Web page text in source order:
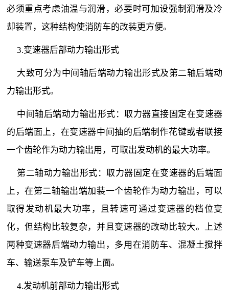
必须重点考虑油温与润滑，必要时可加设强制润滑及冷
却装置，这种结构使消防车的改装更方便。
3.变速器后部动力输出形式
大致可分为中间轴后端动力输出形式及第二轴后端动
力输出形式。
中间轴后端动力输出形式：取力器直接固定在变速器
的后端面上，在变速器中间抽的后端制作花键或者联接
一个齿轮作为动力输出用，可取出发动机的最大功率。
第二轴动力输出形式：取力器固定在变速器的后端面
上，在第二轴输出端加装一个齿轮作为动力输出，可以
取得发动机最大功率，且转速可通过变速器的档位变
化，但结构比较复杂，并且变速器的改动比较大。上述
两种变速器后端动力输出，多用在消防车、混凝土搅拌
车、输送泵车及铲车等上面。
4.发动机前部动力输出形式